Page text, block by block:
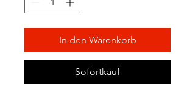
In den Warenkorb
Sofortkauf